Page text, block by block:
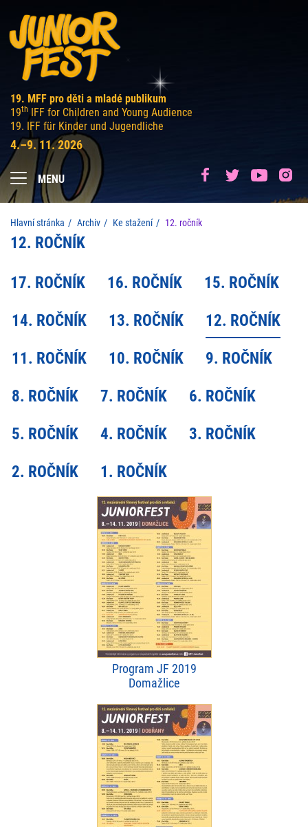
19. MFF pro děti a mladé publikum
19th IFF for Children and Young Audience
19. IFF für Kinder und Jugendliche
4.–9. 11. 2026
MENU
Hlavní stránka Archiv Ke stažení 12. ročník
12. ROČNÍK
17. ROČNÍK 16. ROČNÍK 15. ROČNÍK
14. ROČNÍK 13. ROČNÍK 12. ROČNÍK
11. ROČNÍK 10. ROČNÍK 9. ROČNÍK
8. ROČNÍK 7. ROČNÍK 6. ROČNÍK
5. ROČNÍK 4. ROČNÍK 3. ROČNÍK
2. ROČNÍK 1. ROČNÍK
Program JF 2019
Domažlice